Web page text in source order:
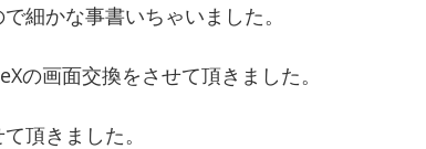
細かな事書いちゃいました。
の画面交換をさせて頂きました。
頂きました。